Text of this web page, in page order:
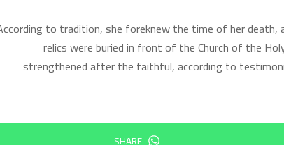
to tradition, she foreknew the time of her death,
relics were buried in front of the Church of the
strengthened after the faithful, according to
SHARE